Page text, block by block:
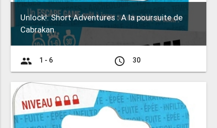
Unlock!: Short Adventures : A la poursuite de
Cabrakan
group 1 - 6 access_time 30